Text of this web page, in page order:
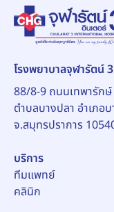
โรงพยาบาลจุฬารัตน์
88/8-9 ถนนเทพารัก
ตำบลบางปลา อำเภอ
จ.สมุทรปราการ
บริการ
ทีมแพทย์
คลินิก